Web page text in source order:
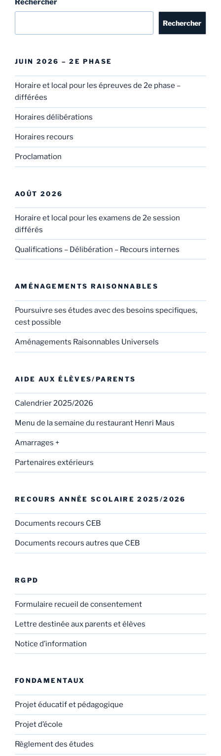
Rechercher
Rechercher
JUIN 2026 – 2E PHASE
Horaire et local pour les épreuves de 2e phase –
différées
Horaires délibérations
Horaires recours
Proclamation
AOÛT 2026
Horaire et local pour les examens de 2e session
différés
Qualifications – Délibération – Recours internes
AMÉNAGEMENTS RAISONNABLES
Poursuivre ses études avec des besoins specifiques,
cest possible
Aménagements Raisonnables Universels
AIDE AUX ÉLÈVES/PARENTS
Calendrier 2025/2026
Menu de la semaine du restaurant Henri Maus
Amarrages +
Partenaires extérieurs
RECOURS ANNÉE SCOLAIRE 2025/2026
Documents recours CEB
Documents recours autres que CEB
RGPD
Formulaire recueil de consentement
Lettre destinée aux parents et élèves
Notice d’information
FONDAMENTAUX
Projet éducatif et pédagogique
Projet d’école
Règlement des études